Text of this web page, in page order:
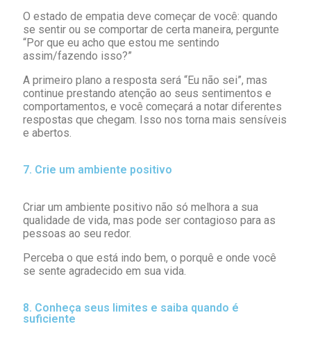
O estado de empatia deve começar de você: quando
se sentir ou se comportar de certa maneira, pergunte
“Por que eu acho que estou me sentindo
assim/fazendo isso?”
A primeiro plano a resposta será “Eu não sei”, mas
continue prestando atenção ao seus sentimentos e
comportamentos, e você começará a notar diferentes
respostas que chegam. Isso nos torna mais sensíveis
e abertos.
7. Crie um ambiente positivo
Criar um ambiente positivo não só melhora a sua
qualidade de vida, mas pode ser contagioso para as
pessoas ao seu redor.
Perceba o que está indo bem, o porquê e onde você
se sente agradecido em sua vida.
8. Conheça seus limites e saiba quando é
suficiente